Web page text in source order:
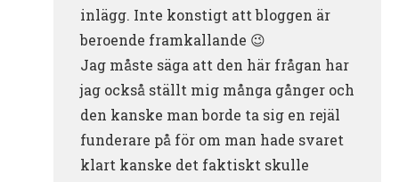
inlägg. Inte konstigt att bloggen är
beroende framkallande 😉
Jag måste säga att den här frågan har
jag också ställt mig många gånger och
den kanske man borde ta sig en rejäl
funderare på för om man hade svaret
klart kanske det faktiskt skulle